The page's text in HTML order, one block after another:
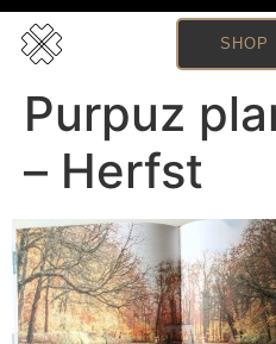
SHOP
Purpuz
– Herfst